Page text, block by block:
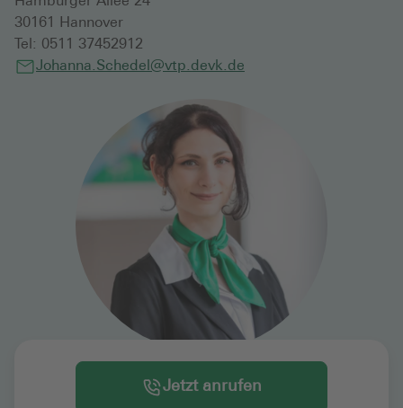
30161
Hannover
Tel: 0511 37452912
Johanna.Schedel@vtp.devk.de
Jetzt anrufen